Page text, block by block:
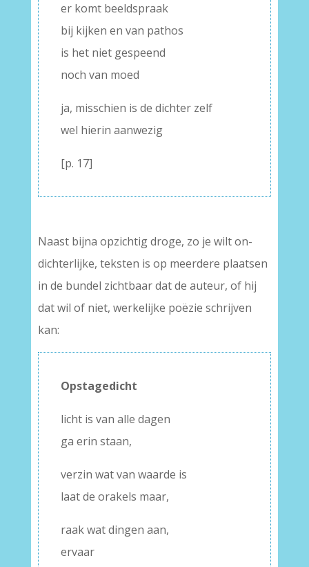
er komt beeldspraak
bij kijken en van pathos
is het niet gespeend
noch van moed
ja, misschien is de dichter zelf
wel hierin aanwezig
[p. 17]
Naast bijna opzichtig droge, zo je wilt on-
dichterlijke, teksten is op meerdere plaatsen
in de bundel zichtbaar dat de auteur, of hij
dat wil of niet, werkelijke poëzie schrijven
kan:
Opstagedicht
licht is van alle dagen
ga erin staan,
verzin wat van waarde is
laat de orakels maar,
raak wat dingen aan,
ervaar